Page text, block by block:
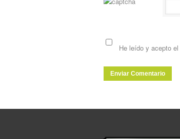
He leído y acepto el